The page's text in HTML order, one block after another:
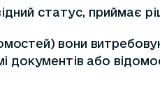
статус, приймає
вони
або